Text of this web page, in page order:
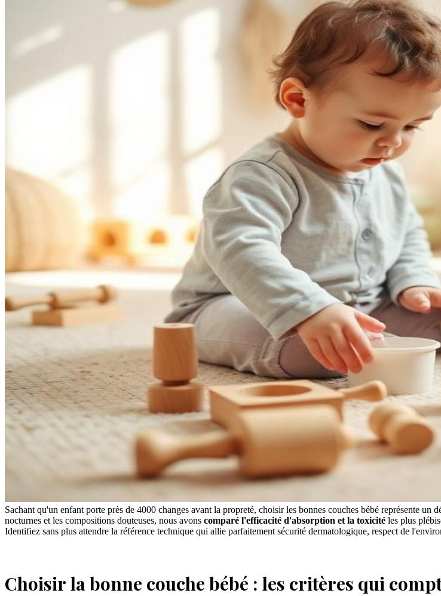
Sachant qu'un enfant porte près de 4000 changes avant la propreté, choisir les bonnes couches bébé représente
nocturnes et les compositions douteuses, nous avons comparé l'efficacité d'absorption et la toxicité les plus
Identifiez sans plus attendre la référence technique qui allie parfaitement sécurité dermatologique, respect de
Choisir la bonne couche bébé : les critères qui